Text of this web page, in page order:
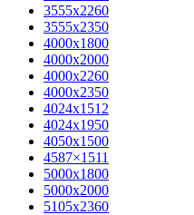
3555х2260
3555х2350
4000х1800
4000х2000
4000х2260
4000х2350
4024х1512
4024х1950
4050х1500
4587×1511
5000х1800
5000х2000
5105х2360